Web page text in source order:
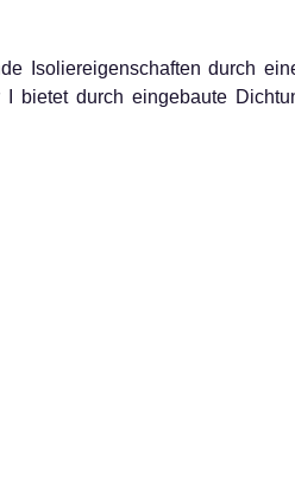
Isoliereigenschaften durch
bietet durch eingebaute